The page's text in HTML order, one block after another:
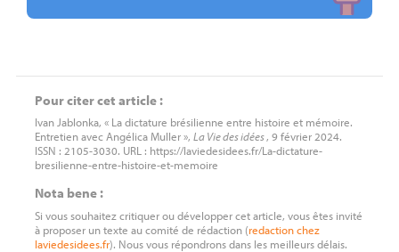
Pour citer cet article :
Ivan Jablonka, « La dictature brésilienne entre histoire et mémoire.
Entretien avec Angélica Muller », La Vie des idées, 9 février 2024.
ISSN : 2105-3030. URL : https://laviedesidees.fr/La-dictature-
bresilienne-entre-histoire-et-memoire
Nota bene :
Si vous souhaitez critiquer ou développer cet article, vous êtes invité
à proposer un texte au comité de rédaction (redactionchez
laviedesidees.fr). Nous vous répondrons dans les meilleurs délais.